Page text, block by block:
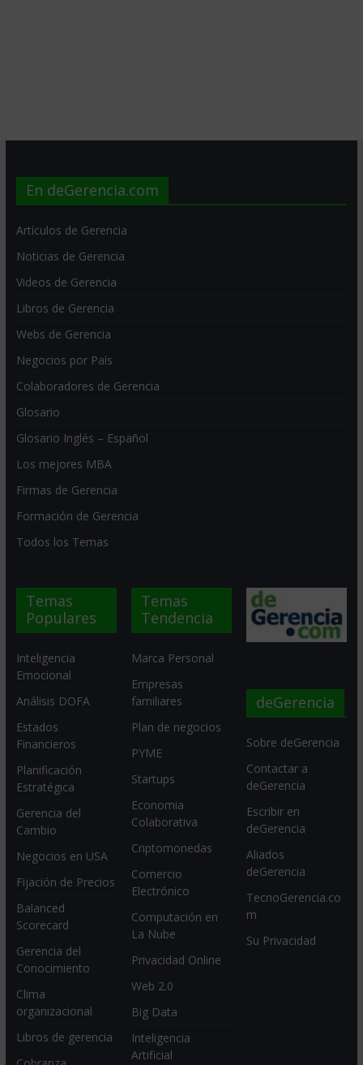
En deGerencia.com
Artículos de Gerencia
Noticias de Gerencia
Videos de Gerencia
Libros de Gerencia
Webs de Gerencia
Negocios por País
Colaboradores de Gerencia
Glosario
Glosario Inglés – Español
Los mejores MBA
Firmas de Gerencia
Formación de Gerencia
Todos los Temas
Temas
Populares
Inteligencia
Emocional
Análisis DOFA
Estados
Financieros
Planificación
Estratégica
Gerencia del
Cambio
Negocios en USA
Fijación de Precios
Balanced
Scorecard
Gerencia del
Conocimiento
Clima
organizacional
Libros de gerencia
Temas
Tendencia
Marca Personal
Empresas
familiares
Plan de negocios
PYME
Startups
Economia
Colaborativa
Criptomonedas
Comercio
Electrónico
Computación en
La Nube
Privacidad Online
Web 2.0
Big Data
Inteligencia
Artificial
deGerencia
Sobre deGerencia
Contactar a
deGerencia
Escribir en
deGerencia
Aliados
deGerencia
TecnoGerencia.co
m
Su Privacidad